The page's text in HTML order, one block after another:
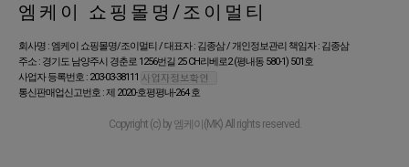
엠케이 쇼핑몰명/조이멀티
회사명 : 엠케이 쇼핑몰명/조이멀티 / 대표자 : 김종삼 / 개인정보관리 책임자 : 김종삼
주소 : 경기도 남양주시 경춘로 1256번길 25 CH리베로2 (평내동 580-1) 501호
사업자 등록번호 : 203-03-38111
통신판매업신고번호 : 제 2020-호평평내-264 호
Copyright (c) by 엠케이(MK) All rights reserved.